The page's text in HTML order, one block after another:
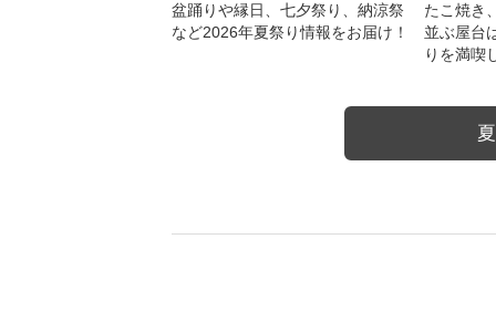
盆踊りや縁日、七夕祭り、納涼祭
など2026年夏祭り情報をお届け！
たこ焼き
並ぶ屋台
りを満喫